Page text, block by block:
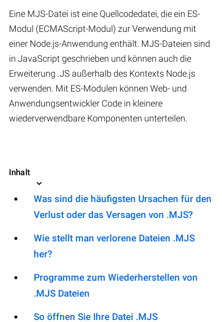
Eine MJS-Datei ist eine Quellcodedatei, die ein ES-
Modul (ECMAScript-Modul) zur Verwendung mit
einer Node.js-Anwendung enthält. MJS-Dateien sind
in JavaScript geschrieben und können auch die
Erweiterung .JS außerhalb des Kontexts Node.js
verwenden. Mit ES-Modulen können Web- und
Anwendungsentwickler Code in kleinere
wiederverwendbare Komponenten unterteilen.
Inhalt
Was sind die häufigsten Ursachen für den
Verlust oder das Versagen von .MJS?
Wie stellt man verlorene Dateien .MJS
her?
Programme zum Wiederherstellen von
.MJS Dateien
So öffnen Sie Ihre Datei .MJS